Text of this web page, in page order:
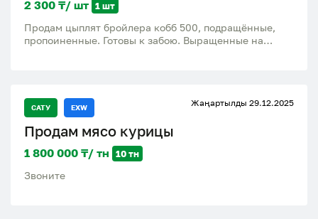
2 300 ₸/ шт 1 шт
Продам цыплят бройлера кобб 500, подращённые,
пропоиненные. Готовы к забою. Выращенные на
САТУ EXW Жаңартылды 29.12.2025
Продам мясо курицы
1 800 000 ₸/ тн 10 тн
Звоните